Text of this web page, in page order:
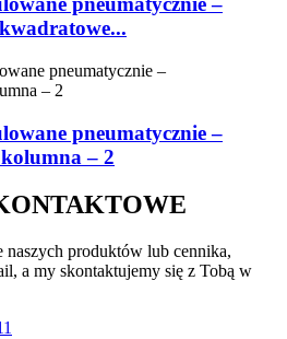
pneumatycznie –
– 2
naszych produktów lub cennika,
a my skontaktujemy się z Tobą w